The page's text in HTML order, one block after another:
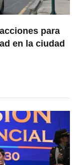
para
en la ciudad